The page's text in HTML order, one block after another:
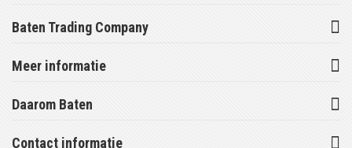
Baten Trading Company
Meer informatie
Daarom Baten
Contact informatie